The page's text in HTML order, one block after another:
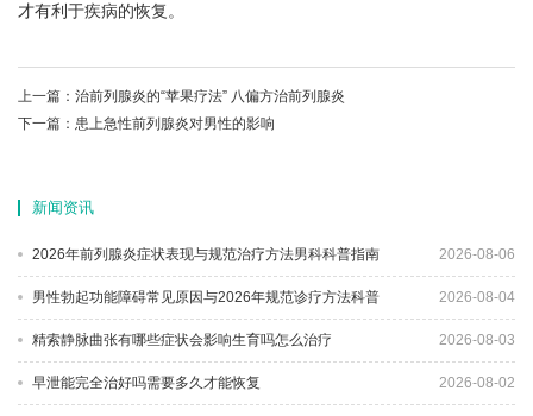
才有利于疾病的恢复。
上一篇： 治前列腺炎的“苹果疗法” 八偏方治前列腺炎
下一篇： 患上急性前列腺炎对男性的影响
新闻资讯
2026年前列腺炎症状表现与规范治疗方法男科科普指南 2026-08-06
男性勃起功能障碍常见原因与2026年规范诊疗方法科普 2026-08-04
精索静脉曲张有哪些症状会影响生育吗怎么治疗 2026-08-03
早泄能完全治好吗需要多久才能恢复 2026-08-02